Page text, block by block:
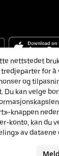
Inc.
nettstedet
for å
og
Du kan velge
knappen
konto, kan du
av dataene